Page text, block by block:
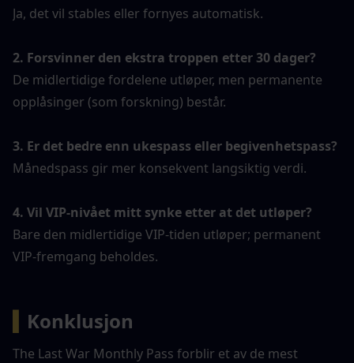
Ja, det vil stables eller fornyes automatisk.
2. Forsvinner den ekstra troppen etter 30 dager?
De midlertidige fordelene utløper, men permanente
opplåsinger (som forskning) består.
3. Er det bedre enn ukespass eller begivenhetspass?
Månedspass gir mer konsekvent langsiktig verdi.
4. Vil VIP-nivået mitt synke etter at det utløper?
Bare den midlertidige VIP-tiden utløper; permanent
VIP-fremgang beholdes.
Konklusjon
The Last War Monthly Pass forblir et av de mest